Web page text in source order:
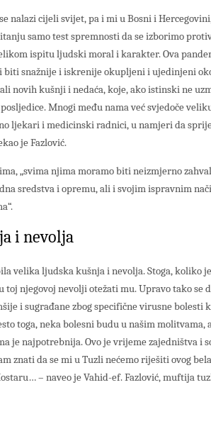
nalazi cijeli svijet, pa i mi u Bosni i
samo test spremnosti da se izborimo
ispitu ljudski moral i karakter. Ova
biti snažnije i iskrenije okupljeni i ujedinjeni
novih kušnji i nedaća, koje, ako istinski ne
Mnogi među nama već svjedoče
ljekari i medicinski radnici, u namjeri da
je Fazlović.
„svima njima moramo biti neizmjerno
sredstva i opremu, ali i svojim ispravnim
i nevolja
velika ljudska kušnja i nevolja. Stoga, koliko
njegovoj nevolji otežati mu. Upravo tako se
i sugrađane zbog specifične virusne bolesti
toga, neka bolesni budu u našim molitvama,
je najpotrebnija. Ovo je vrijeme zajedništva i
znati da se mi u Tuzli nećemo riješiti ovog
– naveo je Vahid-ef. Fazlović, muftija